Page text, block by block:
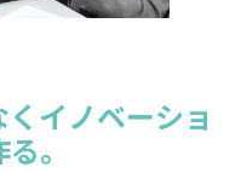
イノベーショ
。